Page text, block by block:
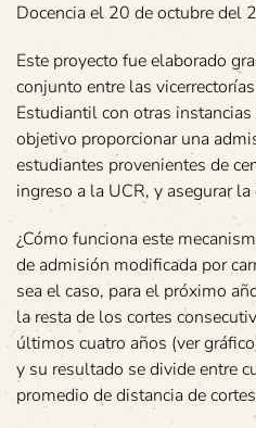
Docencia el 20 de octubre del
Este proyecto fue elaborado
conjunto entre las
Estudiantil con otras
objetivo proporcionar una
estudiantes provenientes de
ingreso a la UCR, y asegurar la
¿Cómo funciona este
de admisión modificada por
sea el caso, para el próximo
la resta de los cortes
últimos cuatro años (ver
y su resultado se divide entre
promedio de distancia de